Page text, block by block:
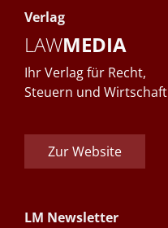
Verlag
LAWMEDIA
Ihr Verlag für Recht,
Steuern und Wirtschaft
Zur Website
LM Newsletter